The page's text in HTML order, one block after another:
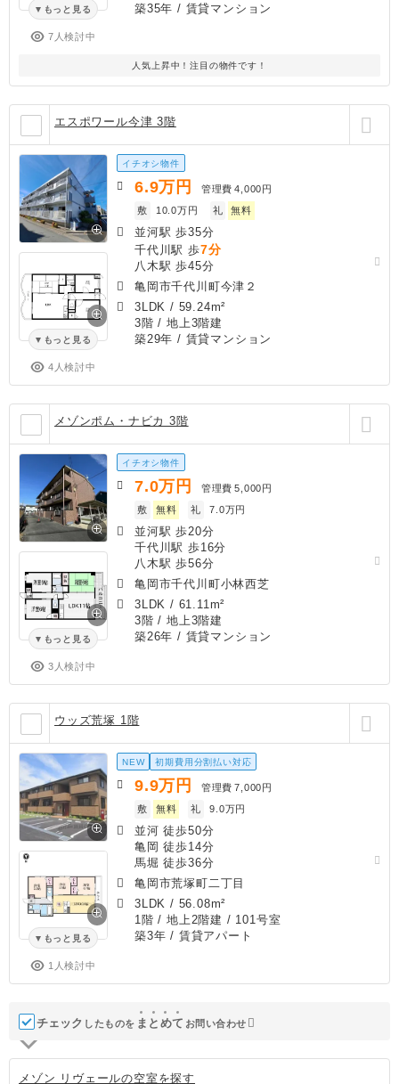
もっと見る
7人検討中
築35年 / 賃貸マンション
人気上昇中！注目の物件です！
エスポワール今津 3階
もっと見る
4人検討中
イチオシ物件
6.9万円 管理費 4,000円
敷
10.0万円 礼 無料
並河駅 歩35分
千代川駅 歩7分
八木駅 歩45分
亀岡市千代川町今津２
3LDK / 59.24m²
3階 / 地上3階建
築29年 / 賃貸マンション
メゾンポム・ナビカ 3階
もっと見る
3人検討中
イチオシ物件
7.0万円 管理費 5,000円
敷
無料 礼 7.0万円
並河駅 歩20分
千代川駅 歩16分
八木駅 歩56分
亀岡市千代川町小林西芝
3LDK / 61.11m²
3階 / 地上3階建
築26年 / 賃貸マンション
ウッズ荒塚 1階
もっと見る
1人検討中
NEW 初期費用分割払い対応
9.9万円 管理費 7,000円
敷
無料 礼 9.0万円
並河 徒歩50分
亀岡 徒歩14分
馬堀 徒歩36分
亀岡市荒塚町二丁目
3LDK / 56.08m²
1階 / 地上2階建 / 101号室
築3年 / 賃貸アパート
チェック したものを ま と めて お問い合わせ
メゾン リヴェールの空室を探す